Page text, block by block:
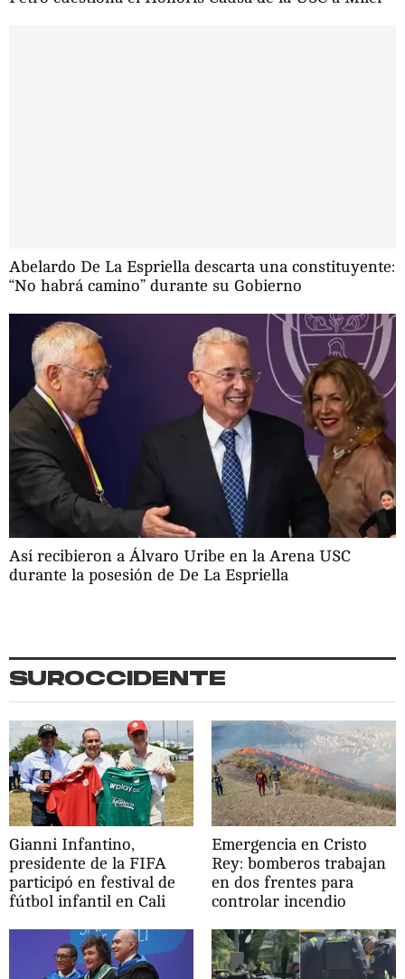
Abelardo De La Espriella descarta una constituyente:
“No habrá camino” durante su Gobierno
Así recibieron a Álvaro Uribe en la Arena USC
durante la posesión de De La Espriella
SUROCCIDENTE
Gianni Infantino,
presidente de la FIFA
participó en festival de
fútbol infantil en Cali
Emergencia en Cristo
Rey: bomberos trabajan
en dos frentes para
controlar incendio